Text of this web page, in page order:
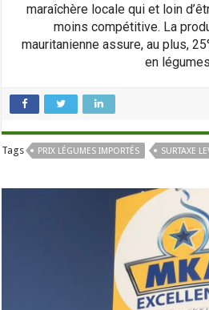
maraîchère locale qui et loin
moins compétitive. La
mauritanienne assure, au plus,
en
Tags PRIX LÉGUMES IMPORTÉS SURTAXE